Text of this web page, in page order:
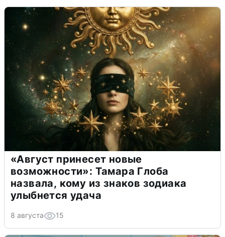
«Август принесет новые
возможности»: Тамара Глоба
назвала, кому из знаков зодиака
улыбнется удача
8 августа 15